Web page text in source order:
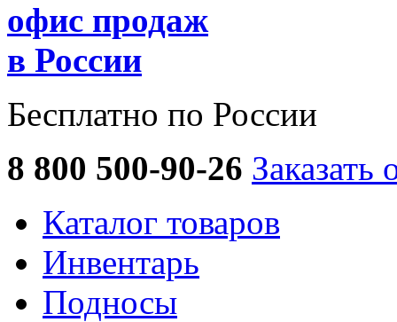
офис продаж
в России
Бесплатно по России
8 800 500-90-26 Заказать
Каталог товаров
Инвентарь
Подносы